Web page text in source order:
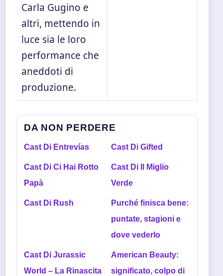
Carla Gugino e
altri, mettendo in
luce sia le loro
performance che
aneddoti di
produzione.
DA NON PERDERE
Cast Di Entrevías Cast Di Gifted
Cast Di Ci Hai Rotto
Papà
Cast Di Il Miglio
Verde
Cast Di Rush
Purché finisca bene:
puntate, stagioni e
dove vederlo
Cast Di Jurassic
World – La Rinascita
American Beauty:
significato, colpo di